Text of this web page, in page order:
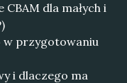
dla małych i
w przygotowaniu
i dlaczego ma